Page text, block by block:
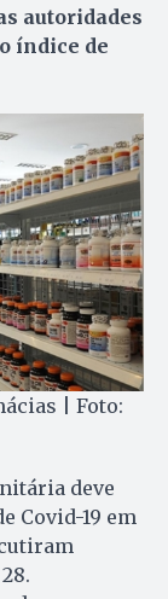
autoridades
índice de
| Foto:
deve
Covid-19 em